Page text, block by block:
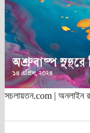
সচলায়তন.com | অনলাইন